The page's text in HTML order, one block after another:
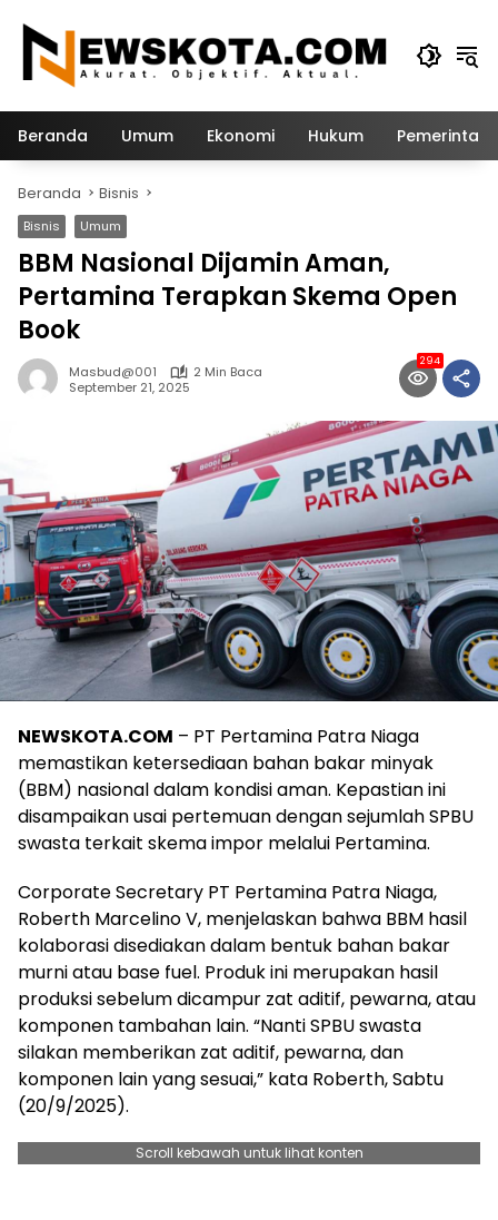
konten
Beranda Umum Ekonomi Hukum
Beranda Bisnis
Bisnis Umum
BBM Nasional Dijamin Aman,
Pertamina Terapkan Skema Open
Book
Masbud@001
2 Min Baca
September 21, 2025
294
NEWSKOTA.COM – PT Pertamina Patra Niaga
memastikan ketersediaan bahan bakar minyak
(BBM) nasional dalam kondisi aman. Kepastian ini
disampaikan usai pertemuan dengan sejumlah SPBU
swasta terkait skema impor melalui Pertamina.
Corporate Secretary PT Pertamina Patra Niaga,
Roberth Marcelino V, menjelaskan bahwa BBM hasil
kolaborasi disediakan dalam bentuk bahan bakar
murni atau base fuel. Produk ini merupakan hasil
produksi sebelum dicampur zat aditif, pewarna, atau
komponen tambahan lain. “Nanti SPBU swasta
silakan memberikan zat aditif, pewarna, dan
komponen lain yang sesuai,” kata Roberth, Sabtu
(20/9/2025).
Scroll kebawah untuk lihat konten